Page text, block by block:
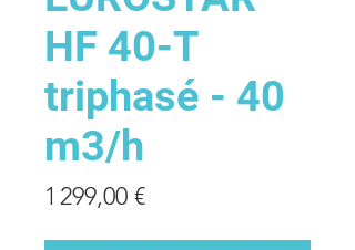
HF 40-T
triphasé - 40
m3/h
1 299,00 €Prix